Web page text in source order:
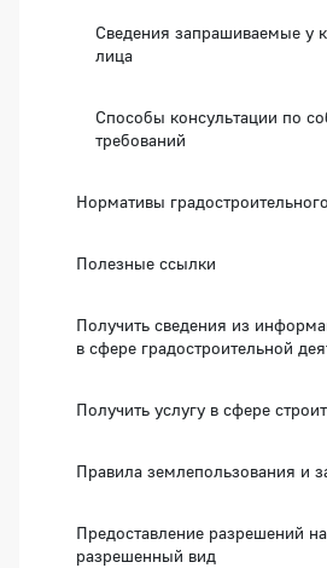
Сведения запрашиваемые у
лица
Способы консультации по
требований
Нормативы
Полезные ссылки
Получить сведения из
в сфере градостроительной
Получить услугу в сфере
Правила землепользования и
Предоставление разрешений
разрешенный вид